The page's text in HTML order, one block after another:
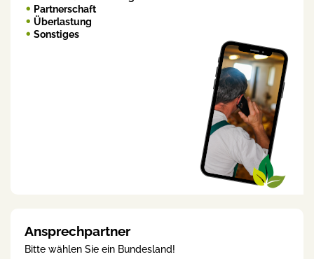
Partnerschaft
Überlastung
Sonstiges
Ansprechpartner
Bitte wählen Sie ein Bundesland!